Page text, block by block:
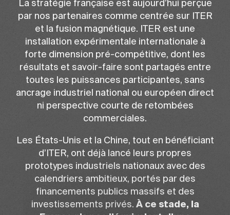
La stratégie française est aujourd’hui perçue
par nos partenaires comme centrée sur ITER
et la fusion magnétique. ITER est une
installation expérimentale internationale à
forte dimension pré-compétitive, dont les
résultats et savoir-faire sont partagés entre
toutes les puissances participantes, sans
ancrage industriel national ou européen direct
ni perspective courte de retombées
commerciales.
Les États-Unis et la Chine, tout en bénéficiant
d’ITER, ont déjà lancé leurs propres
prototypes industriels nationaux avec des
calendriers ambitieux, portés par des
financements publics massifs et des
investissements privés. À ce stade, la